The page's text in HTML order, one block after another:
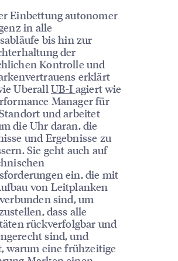
Einbettung autonomer
in alle
bis hin zur
der
Kontrolle und
erklärt
Uberall UB-I agiert wie
Manager für
und arbeitet
die Uhr daran, die
und Ergebnisse zu
Sie geht auch auf
ein, die mit
von Leitplanken
sind, um
dass alle
rückverfolgbar und
sind, und
warum eine frühzeitige